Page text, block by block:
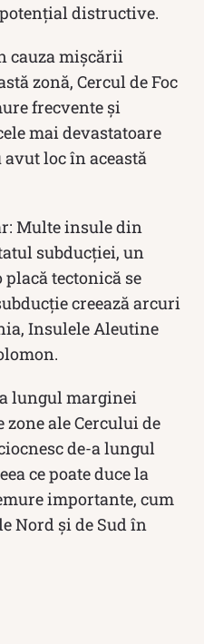
distructive.
cauza mișcării
zonă, Cercul de Foc
frecvente și
mai devastatoare
loc în această
Multe insule din
subducției, un
placă tectonică se
creează arcuri
Insulele Aleutine
lungul marginei
ale Cercului de
de-a lungul
ce poate duce la
importante, cum
Nord și de Sud în